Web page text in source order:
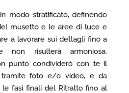
modo stratificato, definendo
musetto e le aree di luce e
a lavorare sui dettagli fino a
non risulterà armoniosa.
punto condividerò con te il
tramite foto e/o video, e da
le fasi finali del Ritratto fino al